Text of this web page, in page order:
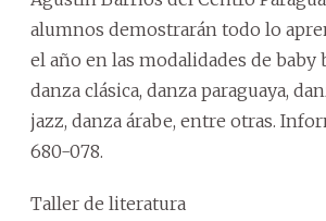
alumnos demostrarán todo lo
el año en las modalidades de baby
danza clásica, danza paraguaya,
jazz, danza árabe, entre otras.
680-078.
Taller de literatura